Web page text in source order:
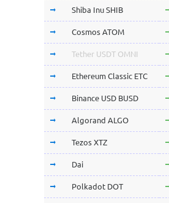
Shiba Inu SHIB
Cosmos ATOM
Tether USDT OMNI
Ethereum Classic ETC
Binance USD BUSD
Algorand ALGO
Tezos XTZ
Dai
Polkadot DOT